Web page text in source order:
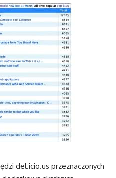
del.icio.us przeznaczonych